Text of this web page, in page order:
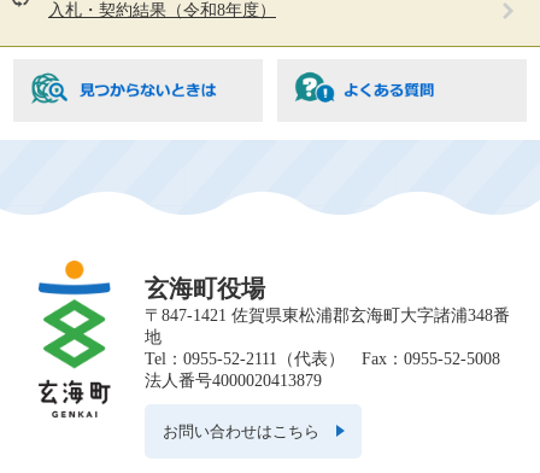
入札・契約結果（令和8年度）
玄海町役場
〒847-1421 佐賀県東松浦郡玄海町大字諸浦348番
地
Tel：0955-52-2111（代表） Fax：0955-52-5008
法人番号4000020413879
お問い合わせはこちら